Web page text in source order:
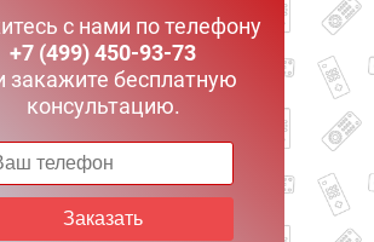
с нами по телефону
+7 (499) 450-93-73
закажите бесплатную
консультацию.
Заказать